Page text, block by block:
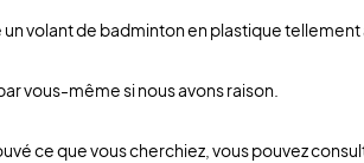
un volant de badminton en plastique
vous-même si nous avons raison.
ce que vous cherchiez, vous pouvez